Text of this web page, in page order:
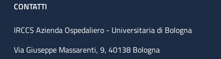
CONTATTI
IRCCS Azienda Ospedaliero - Universitaria di Bologna
Via Giuseppe Massarenti, 9, 40138 Bologna